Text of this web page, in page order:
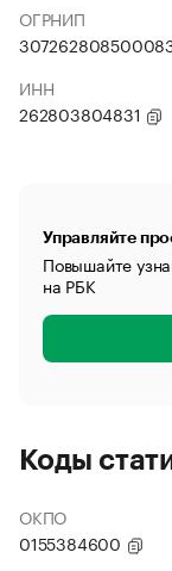
ОГРНИП
ИНН
262803804831
Управляйте
Повышайте
на РБК
Коды
ОКПО
0155384600